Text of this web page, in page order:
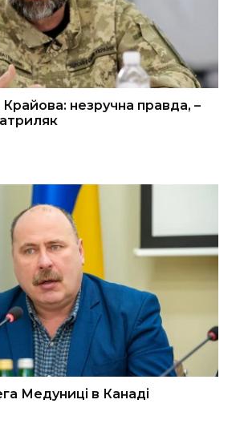
незручна правда, –
Медуниці в Канаді